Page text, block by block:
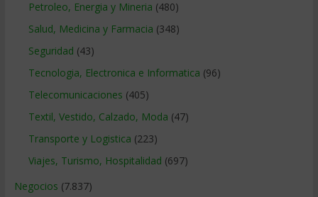
Petroleo, Energia y Mineria (480)
Salud, Medicina y Farmacia (348)
Seguridad (43)
Tecnologia, Electronica e Informatica (96)
Telecomunicaciones (405)
Textil, Vestido, Calzado, Moda (47)
Transporte y Logistica (223)
Viajes, Turismo, Hospitalidad (697)
Negocios (7.837)